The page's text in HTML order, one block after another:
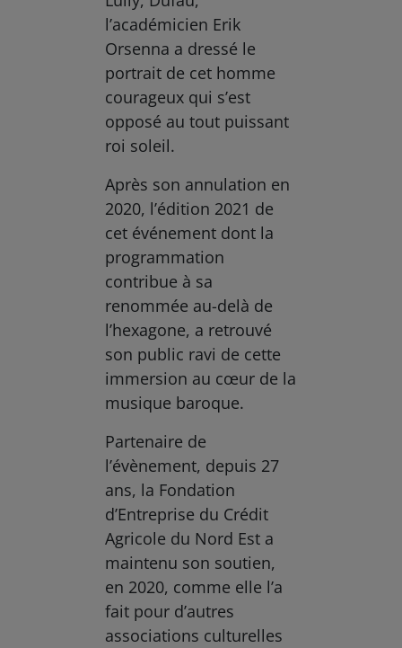
l’académicien Erik
Orsenna a dressé le
portrait de cet homme
courageux qui s’est
opposé au tout puissant
roi soleil.
Après son annulation en
2020, l’édition 2021 de
cet événement dont la
programmation
contribue à sa
renommée au-delà de
l’hexagone, a retrouvé
son public ravi de cette
immersion au cœur de la
musique baroque.
Partenaire de
l’évènement, depuis 27
ans, la Fondation
d’Entreprise du Crédit
Agricole du Nord Est a
maintenu son soutien,
en 2020, comme elle l’a
fait pour d’autres
associations culturelles